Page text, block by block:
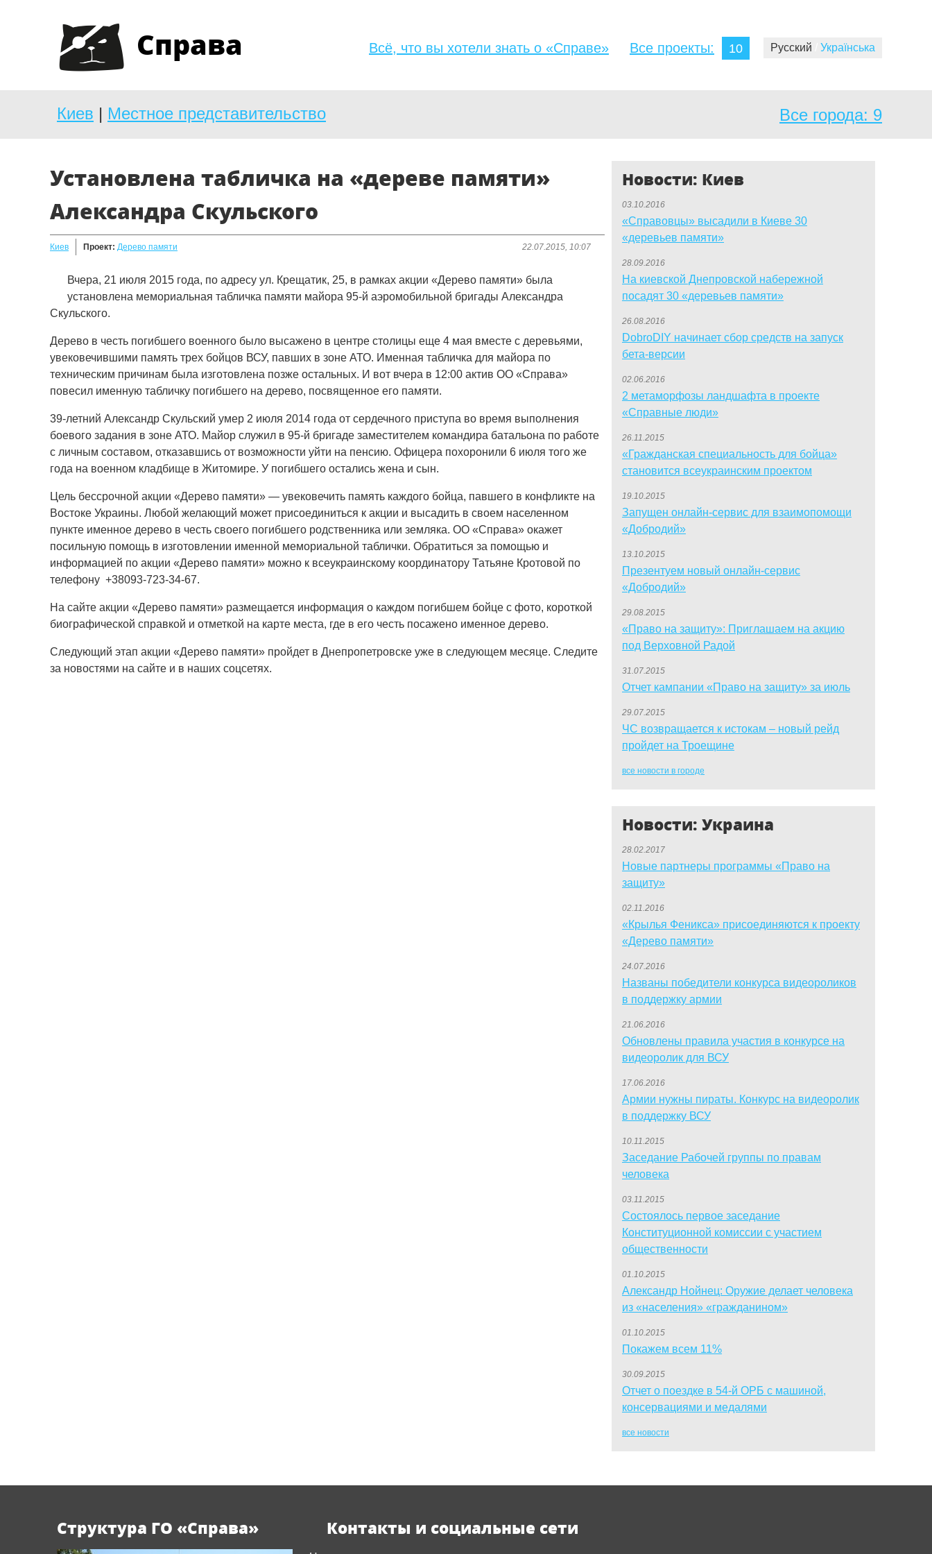
Справа Русский Українська
Все проекты: 10
Всё, что вы хотели знать о «Справе»
Киев | Местное представительство Все города: 9
Установлена табличка на «дереве памяти»
Александра Скульского
Киев Проект: Дерево памяти 22.07.2015, 10:07
Вчера, 21 июля 2015 года, по адресу ул. Крещатик, 25, в рамках акции «Дерево памяти» была
установлена мемориальная табличка памяти майора 95-й аэромобильной бригады Александра
Скульского.
Дерево в честь погибшего военного было высажено в центре столицы еще 4 мая вместе с деревьями,
увековечившими память трех бойцов ВСУ, павших в зоне АТО. Именная табличка для майора по
техническим причинам была изготовлена позже остальных. И вот вчера в 12:00 актив ОО «Справа»
повесил именную табличку погибшего на дерево, посвященное его памяти.
39-летний Александр Скульский умер 2 июля 2014 года от сердечного приступа во время выполнения
боевого задания в зоне АТО. Майор служил в 95-й бригаде заместителем командира батальона по работе
с личным составом, отказавшись от возможности уйти на пенсию. Офицера похоронили 6 июля того же
года на военном кладбище в Житомире. У погибшего остались жена и сын.
Цель бессрочной акции «Дерево памяти» — увековечить память каждого бойца, павшего в конфликте на
Востоке Украины. Любой желающий может присоединиться к акции и высадить в своем населенном
пункте именное дерево в честь своего погибшего родственника или земляка. ОО «Справа» окажет
посильную помощь в изготовлении именной мемориальной таблички. Обратиться за помощью и
информацией по акции «Дерево памяти» можно к всеукраинскому координатору Татьяне Кротовой по
телефону +38093-723-34-67.
На сайте акции «Дерево памяти» размещается информация о каждом погибшем бойце с фото, короткой
биографической справкой и отметкой на карте места, где в его честь посажено именное дерево.
Следующий этап акции «Дерево памяти» пройдет в Днепропетровске уже в следующем месяце. Следите
за новостями на сайте и в наших соцсетях.
Новости: Киев
03.10.2016
«Справовцы» высадили в Киеве 30
«деревьев памяти»
28.09.2016
На киевской Днепровской набережной
посадят 30 «деревьев памяти»
26.08.2016
DobroDIY начинает сбор средств на запуск
бета-версии
02.06.2016
2 метаморфозы ландшафта в проекте
«Справные люди»
26.11.2015
«Гражданская специальность для бойца»
становится всеукраинским проектом
19.10.2015
Запущен онлайн-сервис для взаимопомощи
«Добродий»
13.10.2015
Презентуем новый онлайн-сервис
«Добродий»
29.08.2015
«Право на защиту»: Приглашаем на акцию
под Верховной Радой
31.07.2015
Отчет кампании «Право на защиту» за июль
29.07.2015
ЧС возвращается к истокам – новый рейд
пройдет на Троещине
все новости в городе
Новости: Украина
28.02.2017
Новые партнеры программы «Право на
защиту»
02.11.2016
«Крылья Феникса» присоединяются к проекту
«Дерево памяти»
24.07.2016
Названы победители конкурса видеороликов
в поддержку армии
21.06.2016
Обновлены правила участия в конкурсе на
видеоролик для ВСУ
17.06.2016
Армии нужны пираты. Конкурс на видеоролик
в поддержку ВСУ
10.11.2015
Заседание Рабочей группы по правам
человека
03.11.2015
Состоялось первое заседание
Конституционной комиссии с участием
общественности
01.10.2015
Александр Нойнец: Оружие делает человека
из «населения» «гражданином»
01.10.2015
Покажем всем 11%
30.09.2015
Отчет о поездке в 54-й ОРБ с машиной,
консервациями и медалями
все новости
Структура ГО «Справа» Контакты и социальные сети